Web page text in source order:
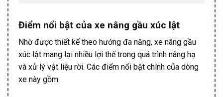
Điểm nổi bật của xe nâng gầu xúc lật
Nhờ được thiết kế theo hướng đa năng, xe nâng gầu
xúc lật mang lại nhiều lợi thế trong quá trình nâng hạ
và xử lý vật liệu rời. Các điểm nổi bật chính của dòng
xe này gồm: